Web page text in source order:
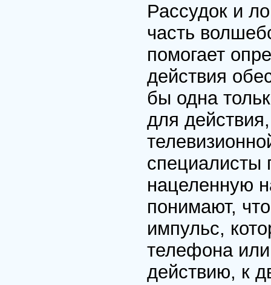
Рассудок и
часть
помогает
действия
бы одна
для
специалисты
нацеленную
понимают,
импульс,
телефона
действию, к